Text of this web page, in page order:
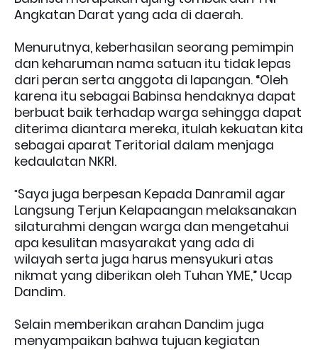
Angkatan Darat yang ada di daerah.
Menurutnya, keberhasilan seorang pemimpin
dan keharuman nama satuan itu tidak lepas
dari peran serta anggota di lapangan. “Oleh
karena itu sebagai Babinsa hendaknya dapat
berbuat baik terhadap warga sehingga dapat
diterima diantara mereka, itulah kekuatan kita
sebagai aparat Teritorial dalam menjaga
kedaulatan NKRI.
"Saya juga berpesan Kepada Danramil agar
Langsung Terjun Kelapaangan melaksanakan
silaturahmi dengan warga dan mengetahui
apa kesulitan masyarakat yang ada di
wilayah serta juga harus mensyukuri atas
nikmat yang diberikan oleh Tuhan YME,” Ucap
Dandim.
Selain memberikan arahan Dandim juga
menyampaikan bahwa tujuan kegiatan